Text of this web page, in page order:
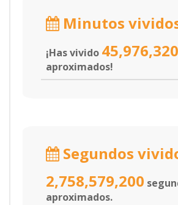
Minutos
¡Has vivido 45,976,320
aproximados!
Segundos
2,758,579,200
aproximados.